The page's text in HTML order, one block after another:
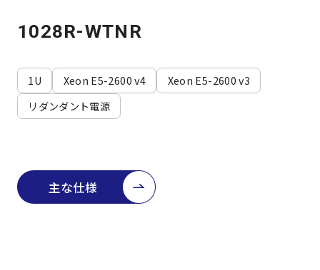
よくある質問
1028R-WTNR
1U Xeon E5-2600 v4
Xeon E5-2600 v3
リダンダント電源
主な仕様